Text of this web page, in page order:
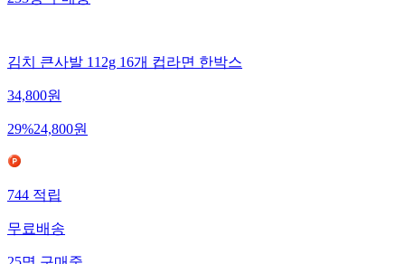
233명구매중
김치 큰사발 112g 16개 컵라면 한박스
34,800원
29%24,800원
744적립
무료배송